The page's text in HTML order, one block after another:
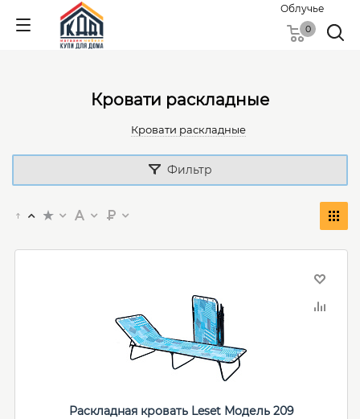
Облучье
0
Кровати раскладные
Кровати раскладные
Фильтр
Раскладная кровать Leset Модель 209